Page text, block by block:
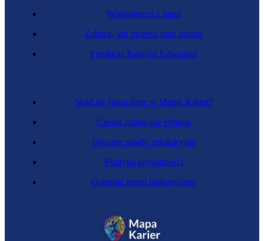
Skąd się biorą dane w Mapie Karier?
Często zadawane pytania
Otwarte zasoby edukacyjne
Polityka prywatności
Ochrona przed nadużyciami
Współpracuj z nami
Zobacz, jak możesz nam pomóc
Fundacja Katalyst Education